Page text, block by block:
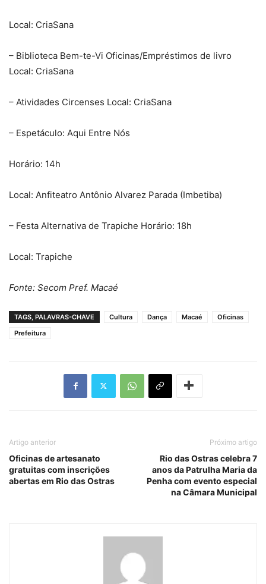
Local: CriaSana
– Biblioteca Bem-te-Vi Oficinas/Empréstimos de livro
Local: CriaSana
– Atividades Circenses Local: CriaSana
– Espetáculo: Aqui Entre Nós
Horário: 14h
Local: Anfiteatro Antônio Alvarez Parada (Imbetiba)
– Festa Alternativa de Trapiche Horário: 18h
Local: Trapiche
Fonte: Secom Pref. Macaé
TAGS, PALAVRAS-CHAVE Cultura Dança Macaé
Oficinas
Prefeitura
Artigo anterior
Oficinas de artesanato
gratuitas com inscrições
abertas em Rio das Ostras
Próximo artigo
Rio das Ostras celebra 7
anos da Patrulha Maria da
Penha com evento especial
na Câmara Municipal